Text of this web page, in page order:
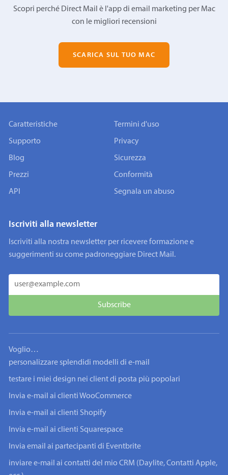
Scopri perché Direct Mail è l'app di email marketing per Mac
con le migliori recensioni
SCARICA SUL TUO MAC
Caratteristiche
Supporto
Blog
Prezzi
API
Termini d'uso
Privacy
Sicurezza
Conformità
Segnala un abuso
Iscriviti alla newsletter
Iscriviti alla nostra newsletter per ricevere formazione e
suggerimenti su come padroneggiare Direct Mail.
Voglio…
personalizzare splendidi modelli di e-mail
testare i miei design nei client di posta più popolari
Invia e-mail ai clienti WooCommerce
Invia e-mail ai clienti Shopify
Invia e-mail ai clienti Squarespace
Invia email ai partecipanti di Eventbrite
inviare e-mail ai contatti del mio CRM (Daylite, Contatti Apple,